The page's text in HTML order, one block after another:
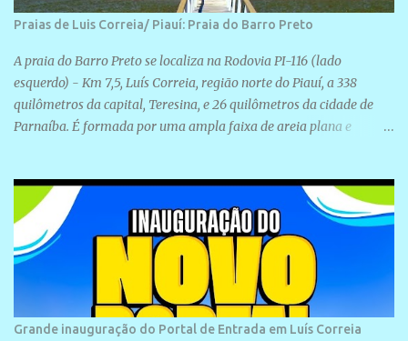
Praias de Luis Correia/ Piauí: Praia do Barro Preto
A praia do Barro Preto se localiza na Rodovia PI-116 (lado
esquerdo) - Km 7,5, Luís Correia, região norte do Piauí, a 338
quilômetros da capital, Teresina, e 26 quilômetros da cidade de
Parnaíba. É formada por uma ampla faixa de areia plana e
devido ao extensivo molhe de pedras que não chegam a 2 metros
de altura, não apresentando dunas em seu espaço geográfico. Não
se sabe ao certo porque a praia leva esse nome, e muitas das suas
historias foram esquecidas ao longo do tempo. A praia é
frequentada por moradores e turistas, em geral veranistas
piauienses e, em menor número, pessoas de estados vizinhos. O
bairro onde se localiza a praia é palco de amplos investimentos e
Grande inauguração do Portal de Entrada em Luís Correia